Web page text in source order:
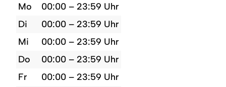
Mo
00:00 – 23:59 Uhr
Di
00:00 – 23:59 Uhr
Mi
00:00 – 23:59 Uhr
Do
00:00 – 23:59 Uhr
Fr
00:00 – 23:59 Uhr